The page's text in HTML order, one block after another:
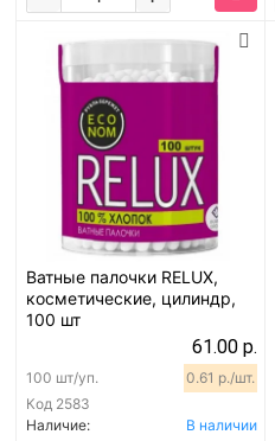
Ватные палочки RELUX,
косметические, цилиндр,
100 шт
61.00 р.
Код 2583
100 шт/уп. 0.61 р./шт.
Наличие:
В наличии